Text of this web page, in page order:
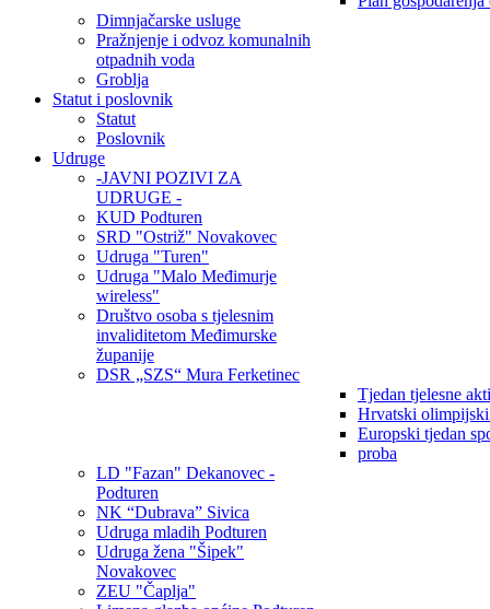
Dimnjačarske usluge
Pražnjenje i odvoz komunalnih
otpadnih voda
Groblja
Statut i poslovnik
Statut
Poslovnik
Udruge
-JAVNI POZIVI ZA
UDRUGE -
KUD Podturen
SRD "Ostriž" Novakovec
Udruga "Turen"
Udruga "Malo Međimurje
wireless"
Društvo osoba s tjelesnim
invaliditetom Međimurske
županije
DSR „SZS“ Mura Ferketinec
Tjedan tjelesne
Hrvatski
Europski tjedan
proba
LD "Fazan" Dekanovec -
Podturen
NK “Dubrava” Sivica
Udruga mladih Podturen
Udruga žena "Šipek"
Novakovec
ZEU "Čaplja"